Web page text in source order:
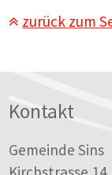
zurück zum
Kontakt
Gemeinde Sins